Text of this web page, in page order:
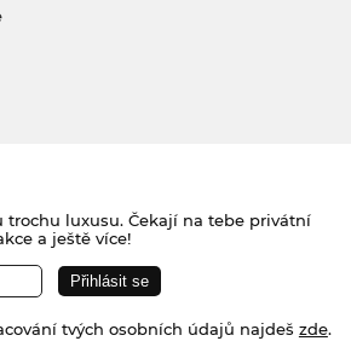
trochu luxusu. Čekají na tebe privátní
a ještě více!
tvých osobních údajů najdeš zde.